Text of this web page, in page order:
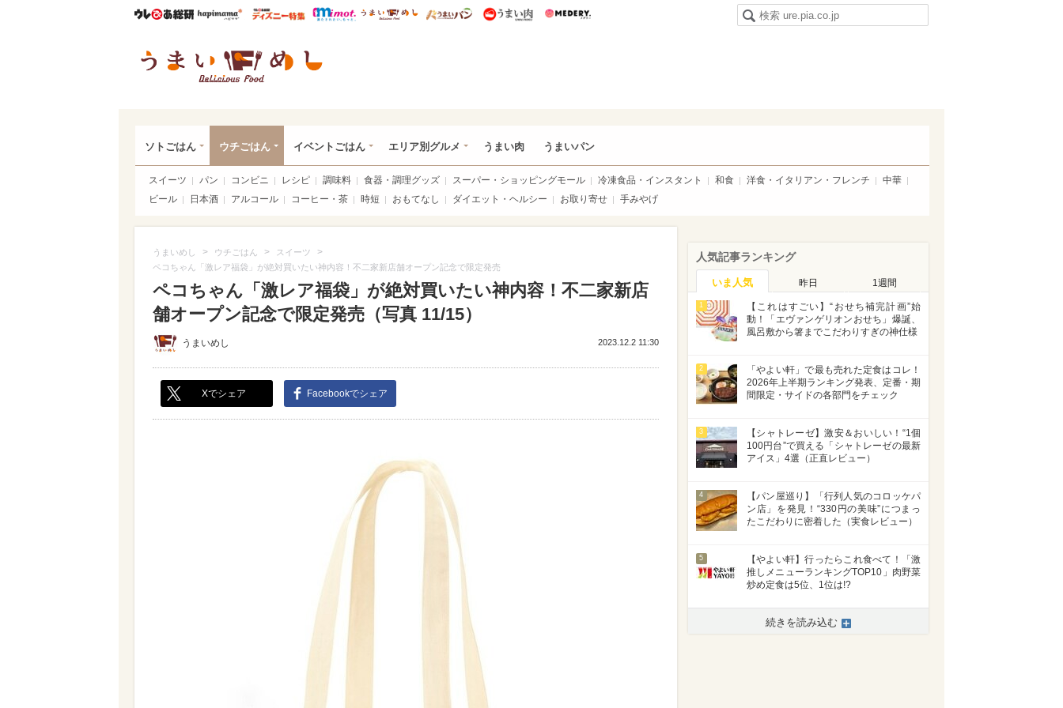
ウレぴあ総研ハピママ* ウレぴあ総研 ディズニー特集
mimot. うまいめし うまいパン うまい肉
ソトごはん ウチごはん イベントごはん エリア別グルメ うまい肉 うまいパン
スイーツ パン コンビニ レシピ 調味料 食器・調理グッズ スーパー・ショッピングモール 冷凍食品・インスタント 和食 洋食・イタリアン・フレンチ
中華
ビール
日本酒 アルコール コーヒー・茶 時短 おもてなし ダイエット・ヘルシー お取り寄せ 手みやげ
うまいめし > ウチごはん > スイーツ >
ペコちゃん「激レア福袋」が絶対買いたい神内容！不二家新店舗オープン記念で限定発売
ペコちゃん「激レア福袋」が絶対買いたい神内容！不二家新店
舗オープン記念で限定発売（写真 11/15）
うまいめし 2023.12.2 11:30
Xでシェア Facebookでシェア
人気記事ランキング
いま人気 昨日 1週間
1
【これはすごい】“おせち補完計画”始
動！「エヴァンゲリオンおせち」爆誕、
風呂敷から箸までこだわりすぎの神仕様
2
「やよい軒」で最も売れた定食はコレ！
2026年上半期ランキング発表、定番・期
間限定・サイドの各部門をチェック
3
【シャトレーゼ】激安＆おいしい！“1個
100円台”で買える「シャトレーゼの最新
アイス」4選（正直レビュー）
4
【パン屋巡り】「行列人気のコロッケパ
ン店」を発見！“330円の美味”につまっ
たこだわりに密着した（実食レビュー）
5
【やよい軒】行ったらこれ食べて！「激
推しメニューランキングTOP10」肉野菜
炒め定食は5位、1位は!?
続きを読み込む